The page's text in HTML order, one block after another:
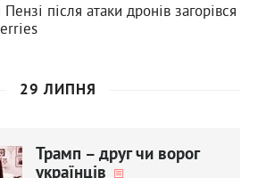
Пензі після атаки дронів загорівся
29 ЛИПНЯ
Трамп – друг чи ворог
українців